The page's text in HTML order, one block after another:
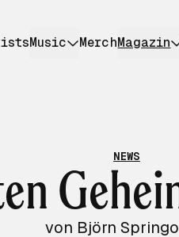
Music MerchMagazin
NEWS
von Björn